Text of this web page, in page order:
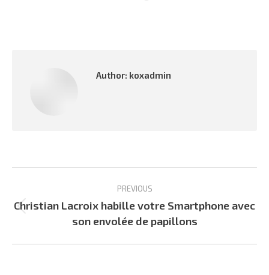
Author: koxadmin
navigation
PREVIOUS
Previous
post:
Christian Lacroix habille votre Smartphone avec
son envolée de papillons